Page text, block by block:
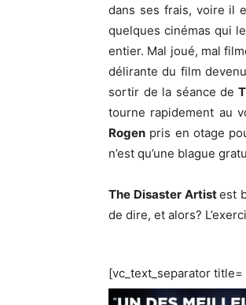
dans ses frais, voire il
quelques cinémas qui
entier. Mal joué, mal
délirante du film
sortir de la séance de
tourne rapidement au
Rogen pris en otage
n’est qu’une blague
The Disaster Artistest
de dire, et alors?
[vc_text_separator title=